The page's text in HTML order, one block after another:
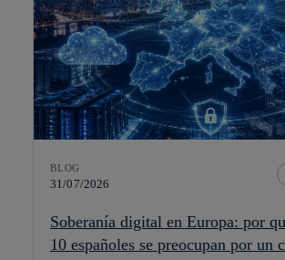
BLOG
31/07/2026
Soberanía digital en Europa: por
10 españoles se preocupan por un